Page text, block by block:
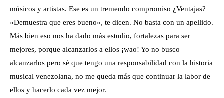
músicos y artistas. Ese es un tremendo compromiso ¿Ventajas?
«Demuestra que eres bueno», te dicen. No basta con un apellido.
Más bien eso nos ha dado más estudio, fortalezas para ser
mejores, porque alcanzarlos a ellos ¡wao! Yo no busco
alcanzarlos pero sé que tengo una responsabilidad con la historia
musical venezolana, no me queda más que continuar la labor de
ellos y hacerlo cada vez mejor.